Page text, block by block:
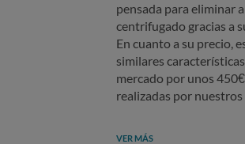
pensada para eliminar
centrifugado gracias a
En cuanto a su precio,
similares
mercado por unos
realizadas por
VER MÁS